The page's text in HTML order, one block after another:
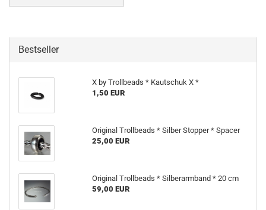
Bestseller
X by Trollbeads * Kautschuk X *
1,50 EUR
Original Trollbeads * Silber Stopper * Spacer
25,00 EUR
Original Trollbeads * Silberarmband * 20 cm
59,00 EUR